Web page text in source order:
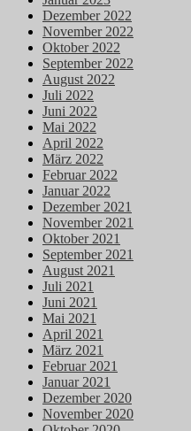
Dezember 2022
November 2022
Oktober 2022
September 2022
August 2022
Juli 2022
Juni 2022
Mai 2022
April 2022
März 2022
Februar 2022
Januar 2022
Dezember 2021
November 2021
Oktober 2021
September 2021
August 2021
Juli 2021
Juni 2021
Mai 2021
April 2021
März 2021
Februar 2021
Januar 2021
Dezember 2020
November 2020